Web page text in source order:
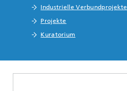
Industrielle Verbundprojekte
Projekte
Kuratorium